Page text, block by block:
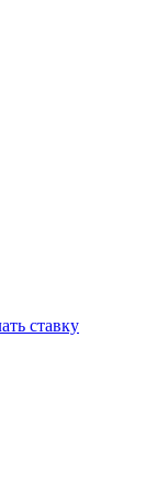
ставку